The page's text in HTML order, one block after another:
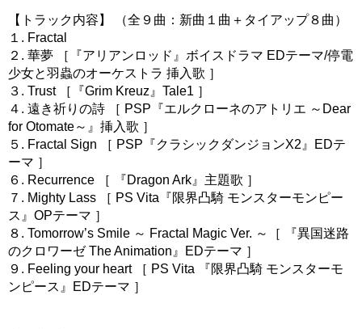
【トラック内容】 （全９曲：新曲１曲＋タイアップ８曲）
１. Fractal
２. 華夢 ［『アリアンロッド』ボイスドラマ EDテーマ/停電
少女と羽蟲のオーケストラ 挿入歌 ］
３. Trust ［『Grim Kreuz』Tale1 ］
４. 遠き祈りの詩 ［ PSP『エルクローネのアトリエ ～Dear
for Otomate～』挿入歌 ］
５. Fractal Sign ［ PSP『クラシックダンジョンX2』EDテ
ーマ ］
６. Recurrence ［ 『Dragon Ark』主題歌 ］
７. Mighty Lass ［ PS Vita『限界凸騎 モンスターモンピー
ス』OPテーマ ］
８. Tomorrow’s Smile ～ Fractal Magic Ver. ～［ 『異国迷路
のクロワーゼ The Animation』EDテーマ ］
９. Feeling your heart ［ PS Vita 『限界凸騎 モンスターモ
ンピース』EDテーマ ］